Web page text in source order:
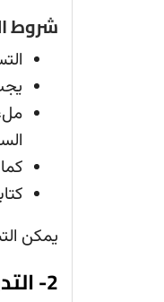
شروط
يمكن
2- التدريب العملي علوم الفضاء المتقدمة وتقنيات الأقمار الصناعية